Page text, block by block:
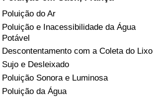
Poluição do Ar
Poluição e Inacessibilidade da Água
Potável
Descontentamento com a Coleta do Lixo
Sujo e Desleixado
Poluição Sonora e Luminosa
Poluição da Água
Indicador de Crime
Índice de criminalidade por país
Saúde
Indicador de Saúde (Atual)